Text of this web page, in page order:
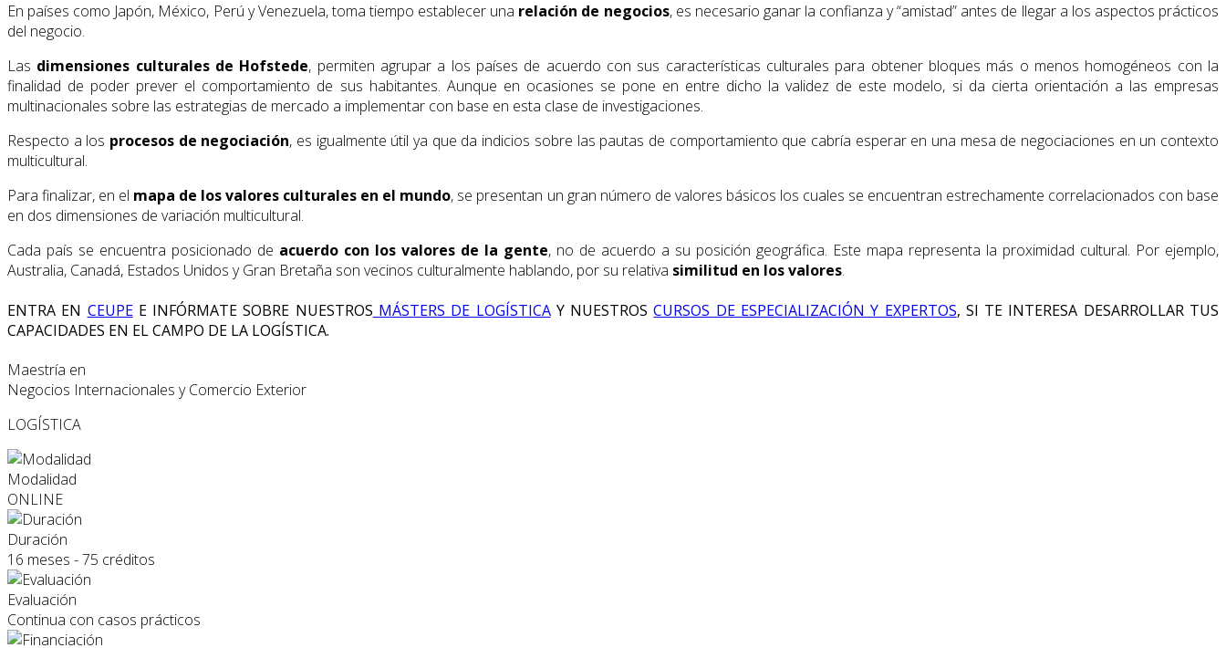
En países como Japón, México, Perú y Venezuela, toma tiempo establecer una relación de negocios, es necesario ganar la confianza y “amistad” antes de llegar a los aspectos prácticos
del negocio.
Las dimensiones culturales de Hofstede, permiten agrupar a los países de acuerdo con sus características culturales para obtener bloques más o menos homogéneos con la
finalidad de poder prever el comportamiento de sus habitantes. Aunque en ocasiones se pone en entre dicho la validez de este modelo, si da cierta orientación a las empresas
multinacionales sobre las estrategias de mercado a implementar con base en esta clase de investigaciones.
Respecto a los procesos de negociación, es igualmente útil ya que da indicios sobre las pautas de comportamiento que cabría esperar en una mesa de negociaciones en un contexto
multicultural.
Para finalizar, en el mapa de los valores culturales en el mundo, se presentan un gran número de valores básicos los cuales se encuentran estrechamente correlacionados con base
en dos dimensiones de variación multicultural.
Cada país se encuentra posicionado de acuerdo con los valores de la gente, no de acuerdo a su posición geográfica. Este mapa representa la proximidad cultural. Por ejemplo,
Australia, Canadá, Estados Unidos y Gran Bretaña son vecinos culturalmente hablando, por su relativa similitud en los valores.
ENTRA EN CEUPEE INFÓRMATE SOBRE NUESTROS MÁSTERS DE LOGÍSTICAY NUESTROSCURSOS DE ESPECIALIZACIÓN Y EXPERTOS, SI TE INTERESA DESARROLLAR TUS
CAPACIDADES EN EL CAMPO DE LA LOGÍSTICA.
Maestría en
Negocios Internacionales y Comercio Exterior
LOGÍSTICA
Modalidad
ONLINE
Duración
16 meses - 75 créditos
Evaluación
Continua con casos prácticos